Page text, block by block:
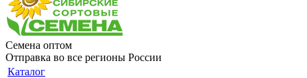
Семена оптом
Отправка во все регионы России
Каталог